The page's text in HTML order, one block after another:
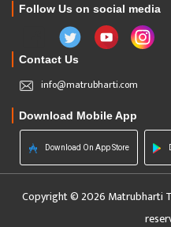
Follow Us on social media
Contact Us
info@matrubharti.com
Download Mobile App
Download On App Store
Copyright © 2026 Matrubharti